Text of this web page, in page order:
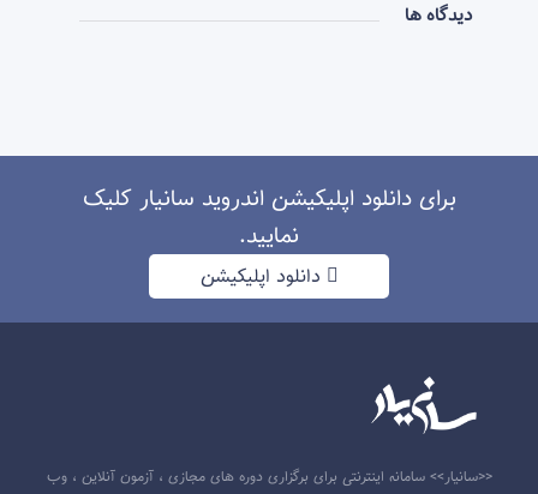
دیدگاه ها
برای دانلود اپلیکیشن اندروید سانیار کلیک
نمایید.
دانلود اپلیکیشن
<<سانیار>> سامانه اینترنتی برای برگزاری دوره های مجازی ، آزمون آنلاین ، وب